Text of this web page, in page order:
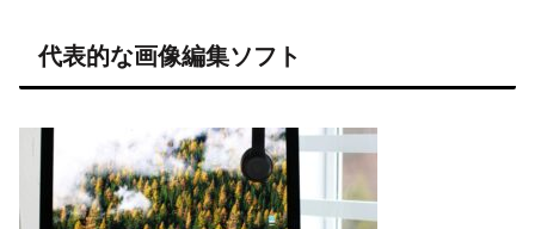
代表的な画像編集ソフト